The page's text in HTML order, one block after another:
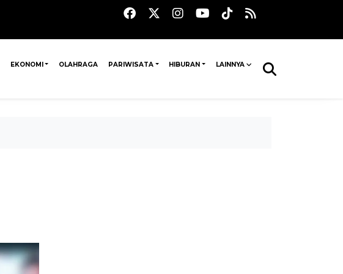
EKONOMI OLAHRAGA PARIWISATA HIBURAN LAINNYA